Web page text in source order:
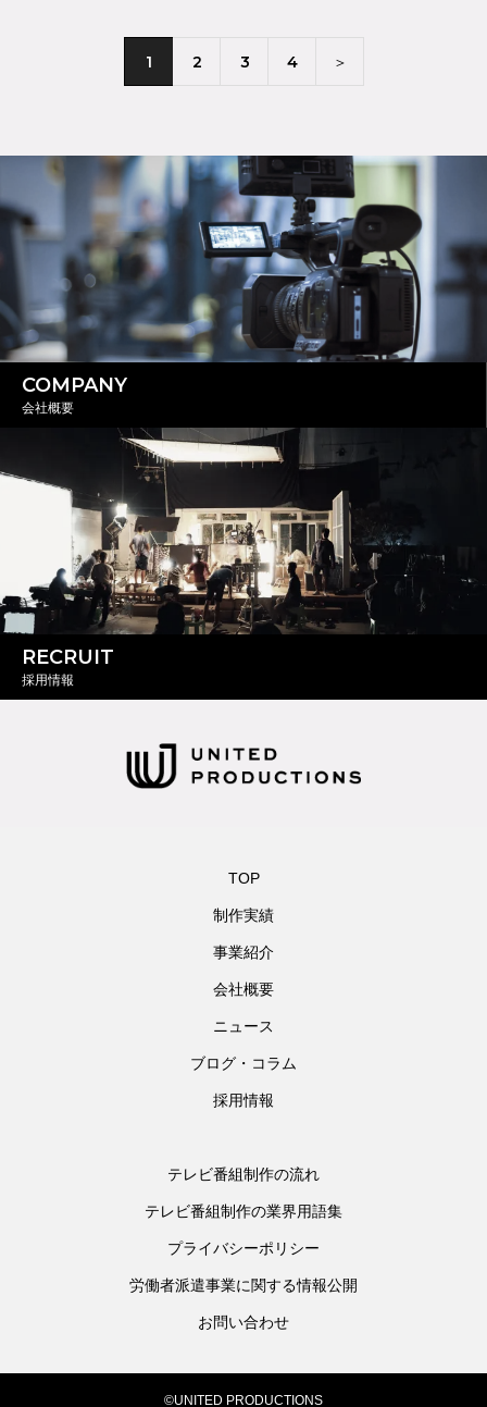
1 2 3 4 ＞
COMPANY
会社概要
RECRUIT
採用情報
TOP
制作実績
事業紹介
会社概要
ニュース
ブログ・コラム
採用情報
テレビ番組制作の流れ
テレビ番組制作の業界用語集
プライバシーポリシー
労働者派遣事業に関する情報公開
お問い合わせ
©UNITED PRODUCTIONS